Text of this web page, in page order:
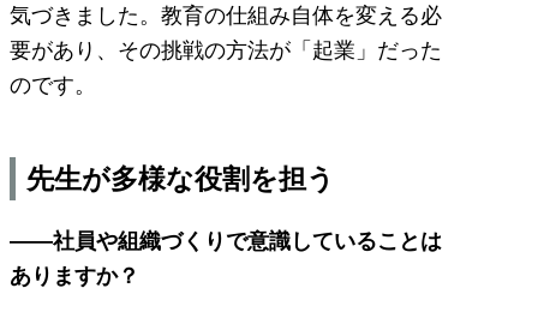
気づきました。教育の仕組み自体を変える必
要があり、その挑戦の方法が「起業」だった
のです。
先生が多様な役割を担う
——社員や組織づくりで意識していることは
ありますか？